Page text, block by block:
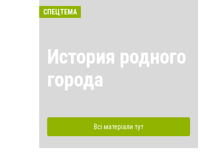
СПЕЦТЕМА
История родного
города
Всі матеріали тут